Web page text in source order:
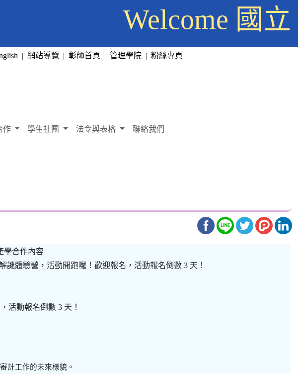
Welcome 國
| 網站導覽 | 彰師首頁 | 管理學院 | 粉絲專頁
作 學生社團 法令與表格 聯絡我們
學合作內容
謎體驗營，活動開跑囉！歡迎報名，活動報名倒數 3 天！
，活動報名倒數 3 天！
計工作的未來樣貌。